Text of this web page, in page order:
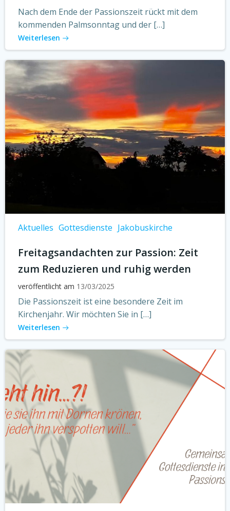
Nach dem Ende der Passionszeit rückt mit dem
kommenden Palmsonntag und der […]
Weiterlesen
Aktuelles Gottesdienste Jakobuskirche
Freitagsandachten zur Passion: Zeit
zum Reduzieren und ruhig werden
veröffentlicht am 13/03/2025
Die Passionszeit ist eine besondere Zeit im
Kirchenjahr. Wir möchten Sie in […]
Weiterlesen